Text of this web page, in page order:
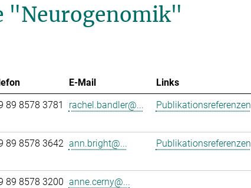
"Neurogenomik"
E-Mail
Links
89 8578 3781 rachel.bandler@... Publikationsreferenzen
89 8578 3642 ann.bright@... Publikationsreferenzen
89 8578 3200 anne.cerny@...